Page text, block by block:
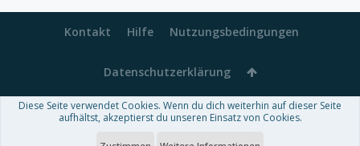
Kontakt Hilfe Nutzungsbedingungen
Datenschutzerklärung
Forum software by XenForo™-Deutsch von xenDach
Diese Seite verwendet Cookies. Wenn du dich weiterhin auf dieser Seite
aufhältst, akzeptierst du unseren Einsatz von Cookies.